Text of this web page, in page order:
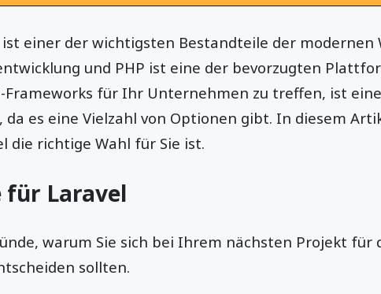
ist einer der wichtigsten Bestandteile der modernen
und PHP ist eine der bevorzugten
Frameworks für Ihr Unternehmen zu treffen, ist
da es eine Vielzahl von Optionen gibt. In diesem
die richtige Wahl für Sie ist.
für Laravel
warum Sie sich bei Ihrem nächsten Projekt für
sollten.